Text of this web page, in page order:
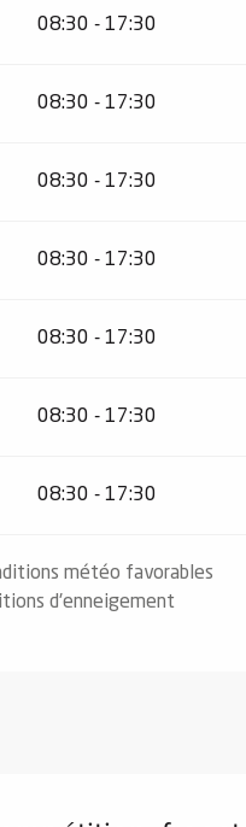
08:30 - 17:30
08:30 - 17:30
08:30 - 17:30
08:30 - 17:30
08:30 - 17:30
08:30 - 17:30
08:30 - 17:30
météo favorables
d'enneigement